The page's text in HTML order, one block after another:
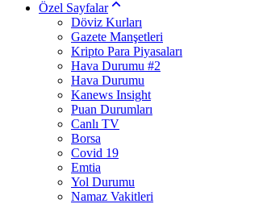
Özel Sayfalar
Döviz Kurları
Gazete Manşetleri
Kripto Para Piyasaları
Hava Durumu #2
Hava Durumu
Kanews Insight
Puan Durumları
Canlı TV
Borsa
Covid 19
Emtia
Yol Durumu
Namaz Vakitleri